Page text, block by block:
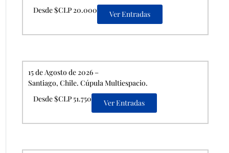
Desde $CLP 20.000
Ver Entradas
15 de Agosto de 2026 –
Santiago, Chile. Cúpula Multiespacio.
Desde $CLP 51.750
Ver Entradas